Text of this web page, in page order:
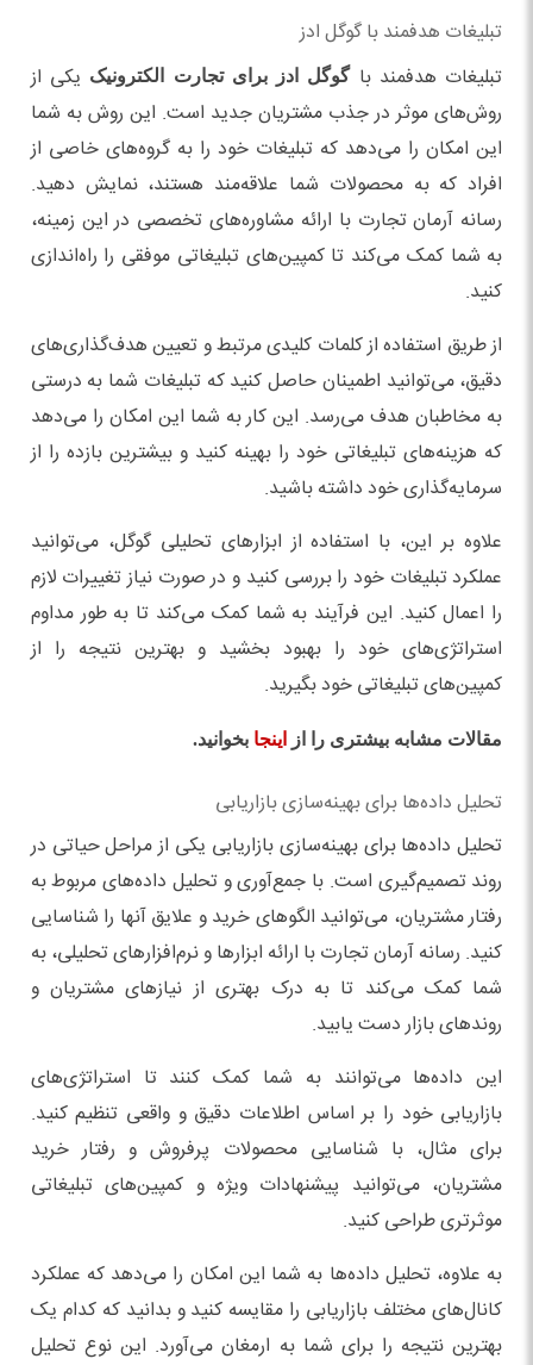
تبلیغات هدفمند با گوگل ادز
تبلیغات هدفمند باگوگل ادز برای تجارت الکترونیک یکی از
روش‌های موثر در جذب مشتریان جدید است. این روش به شما
این امکان را می‌دهد که تبلیغات خود را به گروه‌های خاصی از
افراد که به محصولات شما علاقه‌مند هستند، نمایش دهید.
رسانه آرمان تجارت با ارائه مشاوره‌های تخصصی در این زمینه،
به شما کمک می‌کند تا کمپین‌های تبلیغاتی موفقی را راه‌اندازی
کنید.
از طریق استفاده از کلمات کلیدی مرتبط و تعیین هدف‌گذاری‌های
دقیق، می‌توانید اطمینان حاصل کنید که تبلیغات شما به درستی
به مخاطبان هدف می‌رسد. این کار به شما این امکان را می‌دهد
که هزینه‌های تبلیغاتی خود را بهینه کنید و بیشترین بازده را از
سرمایه‌گذاری خود داشته باشید.
علاوه بر این، با استفاده از ابزارهای تحلیلی گوگل، می‌توانید
عملکرد تبلیغات خود را بررسی کنید و در صورت نیاز تغییرات لازم
را اعمال کنید. این فرآیند به شما کمک می‌کند تا به طور مداوم
استراتژی‌های خود را بهبود بخشید و بهترین نتیجه را از
کمپین‌های تبلیغاتی خود بگیرید.
مقالات مشابه بیشتری را از اینجا بخوانید.
تحلیل داده‌ها برای بهینه‌سازی بازاریابی
تحلیل داده‌ها برای بهینه‌سازی بازاریابی یکی از مراحل حیاتی در
روند تصمیم‌گیری است. با جمع‌آوری و تحلیل داده‌های مربوط به
رفتار مشتریان، می‌توانید الگوهای خرید و علایق آنها را شناسایی
کنید. رسانه آرمان تجارت با ارائه ابزارها و نرم‌افزارهای تحلیلی، به
شما کمک می‌کند تا به درک بهتری از نیازهای مشتریان و
روندهای بازار دست یابید.
این داده‌ها می‌توانند به شما کمک کنند تا استراتژی‌های
بازاریابی خود را بر اساس اطلاعات دقیق و واقعی تنظیم کنید.
برای مثال، با شناسایی محصولات پرفروش و رفتار خرید
مشتریان، می‌توانید پیشنهادات ویژه و کمپین‌های تبلیغاتی
موثرتری طراحی کنید.
به علاوه، تحلیل داده‌ها به شما این امکان را می‌دهد که عملکرد
کانال‌های مختلف بازاریابی را مقایسه کنید و بدانید که کدام یک
بهترین نتیجه را برای شما به ارمغان می‌آورد. این نوع تحلیل